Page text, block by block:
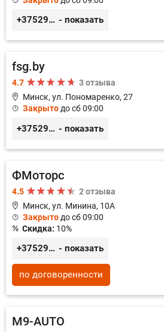
+375296518100 - показать
fsg.by
4.7
3 отзыва
Минск, ул. Пономаренко, 27
Закрытодо сб 09:00
+375291882338 - показать
ФМоторс
4.5
2 отзыва
Минск, ул. Минина, 10А
Закрыто до сб 09:00
Скидка: 10%
+375296781188 - показать
по договоренности
M9-AUTO